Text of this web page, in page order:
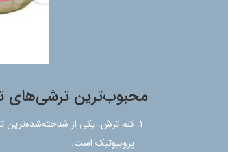
محبوب‌ترین ترشی‌های
پروبیوتیک است.